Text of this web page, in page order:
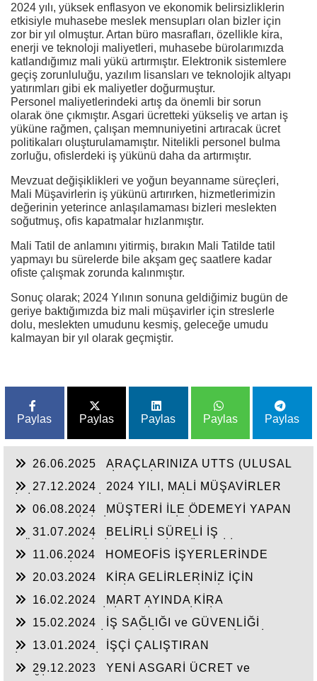
2024 yılı, yüksek enflasyon ve ekonomik belirsizliklerin
etkisiyle muhasebe meslek mensupları olan bizler için
zor bir yıl olmuştur. Artan büro masrafları, özellikle kira,
enerji ve teknoloji maliyetleri, muhasebe bürolarımızda
katlandığımız mali yükü artırmıştır. Elektronik sistemlere
geçiş zorunluluğu, yazılım lisansları ve teknolojik altyapı
yatırımları gibi ek maliyetler doğurmuştur.
Personel maliyetlerindeki artış da önemli bir sorun
olarak öne çıkmıştır. Asgari ücretteki yükseliş ve artan iş
yüküne rağmen, çalışan memnuniyetini artıracak ücret
politikaları oluşturulamamıştır. Nitelikli personel bulma
zorluğu, ofislerdeki iş yükünü daha da artırmıştır.
Mevzuat değişiklikleri ve yoğun beyanname süreçleri,
Mali Müşavirlerin iş yükünü artırırken, hizmetlerimizin
değerinin yeterince anlaşılamaması bizleri meslekten
soğutmuş, ofis kapatmalar hızlanmıştır.
Mali Tatil de anlamını yitirmiş, bırakın Mali Tatilde tatil
yapmayı bu sürelerde bile akşam geç saatlere kadar
ofiste çalışmak zorunda kalınmıştır.
Sonuç olarak; 2024 Yılının sonuna geldiğimiz bugün de
geriye baktığımızda biz mali müşavirler için streslerle
dolu, meslekten umudunu kesmiş, geleceğe umudu
kalmayan bir yıl olarak geçmiştir.
Paylas Paylas Paylas Paylas Paylas
26.06.2025
ARAÇLARINIZA UTTS (ULUSAL
GÜN 30.06.2025
27.12.2024
2024 YILI, MALİ MÜŞAVİRLER
ZORLUKLARLA DOLU BİR YIL OLDU
06.08.2024
MÜŞTERİ İLE ÖDEMEYİ YAPAN
DURUMUNDA CEZA MI GELECEK?
31.07.2024
BELİRLİ SÜRELİ İŞ
SÖZLEŞMESİNE DÖNÜŞMESİ, İŞÇİNİN KIDEM
ve İHBAR TAZMİNATI HAKLARI:
11.06.2024
HOMEOFİS İŞYERLERİNDE
20.03.2024
KİRA GELİRLERİNİZ İÇİN
İNDİRİM HAKLARINIZIN OLDUĞUNU BİLİYOR
MUSUNUZ?
16.02.2024
MART AYINDA KİRA
İstisnası 2023 Yılı İçin 21.000,00 TL)
UYGULAYACAKSINIZ,
15.02.2024
İŞ SAĞLIĞI ve GÜVENLİĞİ
SINIFTA YER ALIYORSA, ONDAN FAZLA
ÇALIŞANINIZ
13.01.2024
İŞÇİ ÇALIŞTIRAN
KARŞILAŞMAMASI İÇİN UYMASI GEREKEN
29.12.2023
YENİ ASGARİ ÜCRET ve